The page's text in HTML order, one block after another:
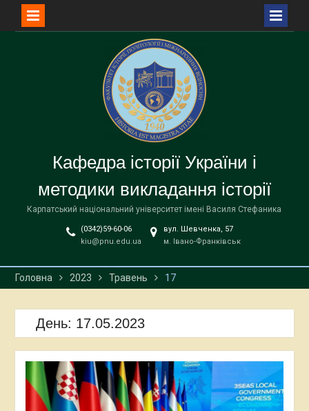
Кафедра історії України і
методики викладання історії
Карпатський національний університет імені Василя Стефаника
(0342)59-60-06
kiu@pnu.edu.ua
вул. Шевченка, 57
м. Івано-Франківськ
Головна 2023 Травень 17
День: 17.05.2023